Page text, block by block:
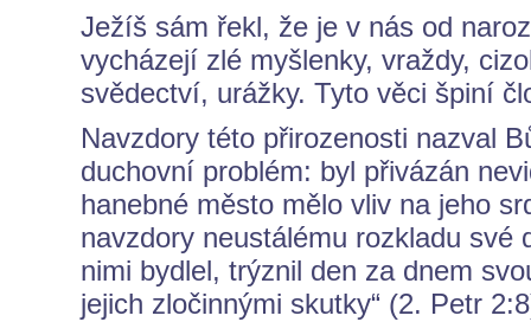
Ježíš sám řekl, že je v nás od
vycházejí zlé myšlenky, vraždy,
svědectví, urážky. Tyto věci špiní
Navzdory této přirozenosti nazval
duchovní problém: byl přivázán
hanebné město mělo vliv na jeho
navzdory neustálému rozkladu své
nimi bydlel, trýznil den za dnem
jejich zločinnými skutky“ (2. Petr